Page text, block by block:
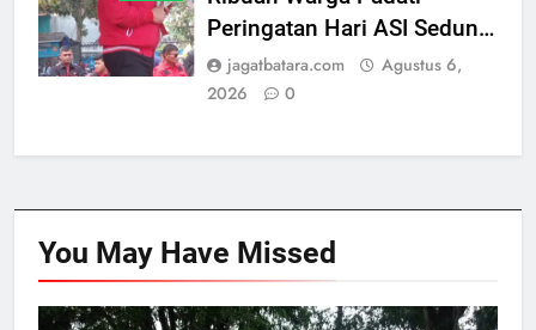
Peringatan Hari ASI Sedunia
di Cibadak, PDIP Tegaskan
ASI adalah Investasi
Cegah Stunting
jagatbatara.com
Agustus 6,
2026
0
You May Have Missed